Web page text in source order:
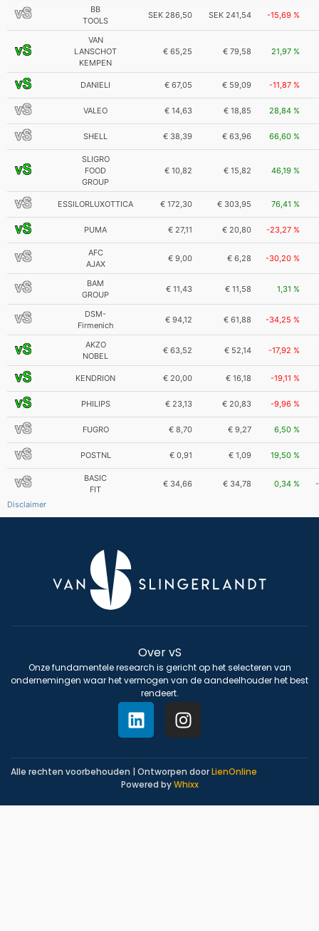
BB
TOOLS
SEK 286,50 SEK 241,54 -15,69 %
VAN
LANSCHOT
KEMPEN
€ 65,25 € 79,58 21,97 %
DANIELI € 67,05 € 59,09 -11,87 %
VALEO € 14,63 € 18,85 28,84 %
SHELL € 38,39 € 63,96 66,60 %
SLIGRO
FOOD
GROUP
€ 10,82 € 15,82 46,19 %
ESSILORLUXOTTICA € 172,30 € 303,95 76,41 %
PUMA € 27,11 € 20,80 -23,27 %
AFC
AJAX
€ 9,00 € 6,28 -30,20 %
BAM
GROUP
€ 11,43 € 11,58 1,31 %
DSM-
Firmenich
€ 94,12 € 61,88 -34,25 %
AKZO
NOBEL
€ 63,52 € 52,14 -17,92 %
KENDRION € 20,00 € 16,18 -19,11 %
PHILIPS € 23,13 € 20,83 -9,96 %
FUGRO € 8,70 € 9,27 6,50 %
POSTNL € 0,91 € 1,09 19,50 %
BASIC
FIT
€ 34,66 € 34,78 0,34 %
Disclaimer
Over vS
Onze fundamentele research is gericht op het selecteren van
ondernemingen waar het vermogen van de aandeelhouder het best
rendeert.
Alle rechten voorbehouden | Ontworpen doorLienOnline
Powered byWhixx